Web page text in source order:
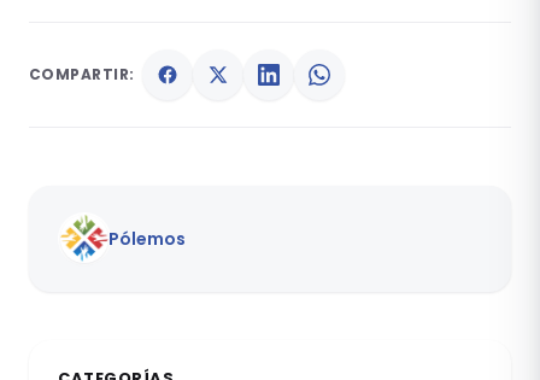
COMPARTIR:
Pólemos